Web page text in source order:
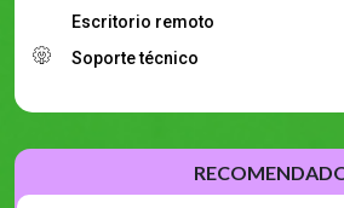
Escritorio remoto
Soporte técnico